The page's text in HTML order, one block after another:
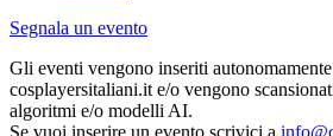
Segnala un evento
Gli eventi vengono inseriti
cosplayersitaliani.it e/o vengono
algoritmi e/o modelli AI.